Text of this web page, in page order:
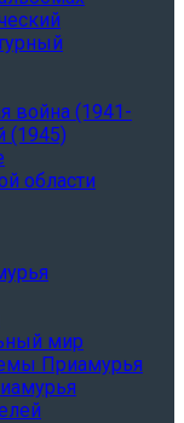
война (1941-
(1945)
области
мир
Приамурья